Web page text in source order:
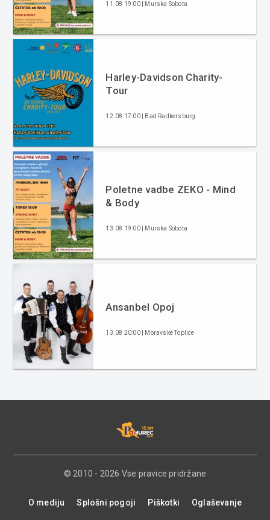
11.08 19:00 | Murska Sobota
Harley-Davidson Charity-
Tour
12.08 17:00 | Bad Radkersburg
Poletne vadbe ZEKO - Mind
& Body
13.08 19:00 | Murska Sobota
Ansanbel Opoj
13.08 20:00 | Moravske Toplice
© 2010 - 2026 Vse pravice pridržane
O mediju Splošni pogoji Piškotki Oglaševanje